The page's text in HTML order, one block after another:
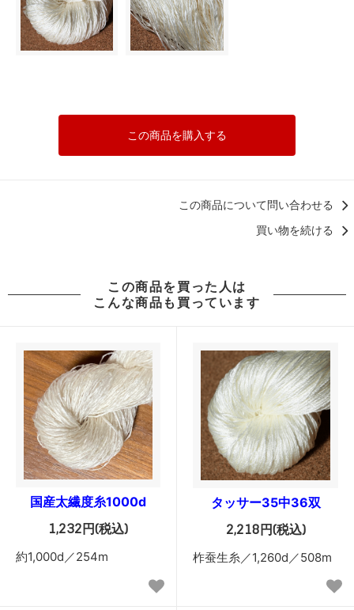
この商品を購入する
この商品について問い合わせる
買い物を続ける
この商品を買った人は
こんな商品も買っています
国産太繊度糸1000d
1,232円(税込)
約1,000d／254m
タッサー35中36双
2,218円(税込)
柞蚕生糸／1,260d／508m